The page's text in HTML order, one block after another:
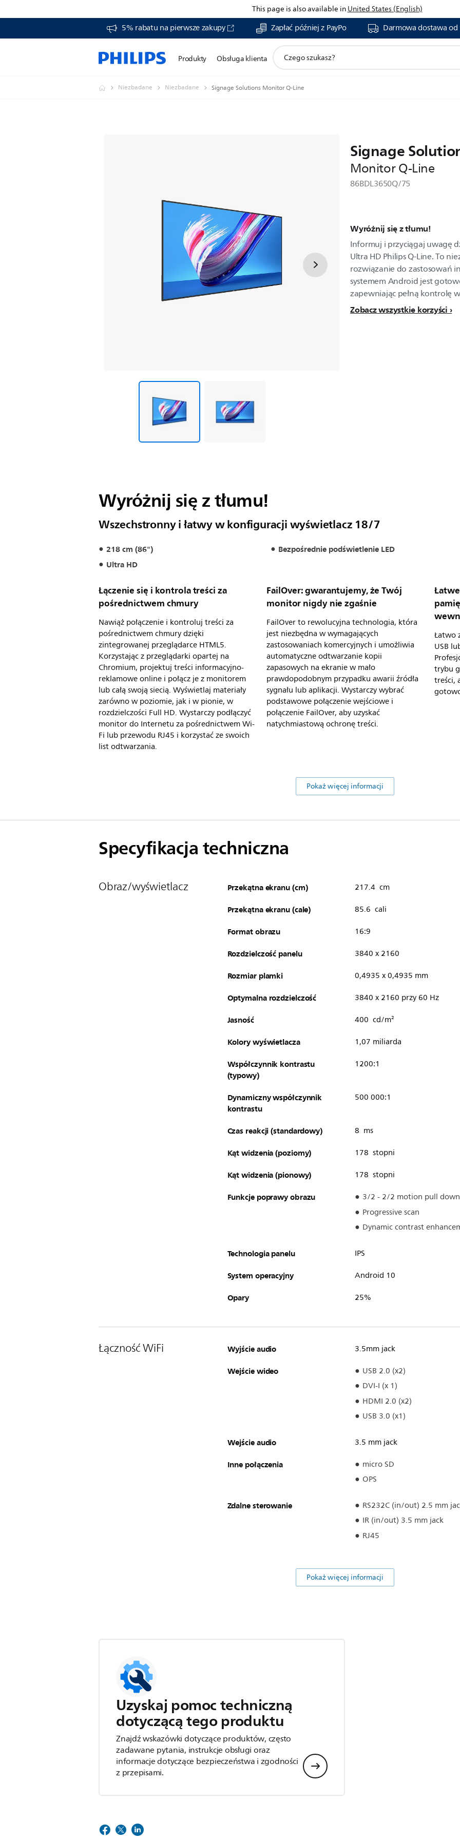
This page is also available inUnited States (English)
5% rabatu na pierwsze zakupy Zapłać później z PayPo Darmowa dostawa od
Produkty Obsługa klienta
wsparcie
Niezbadane Niezbadane Signage Solutions Monitor Q-Line
Signage
Monitor Q-Line
86BDL3650Q/75
Wyróżnij się z tłumu!
Informuj i przyciągaj uwagę
Ultra HD Philips Q-Line. To
rozwiązanie do zastosowań
systemem Android jest
zapewniając pełną kontrolę
Zobacz wszystkie korzyści
Wyróżnij się z tłumu!
Wszechstronny i łatwy w konfiguracji wyświetlacz 18/7
218 cm (86")
Bezpośrednie podświetlenie LED
Ultra HD
Łączenie się i kontrola treści za
pośrednictwem chmury
Nawiąż połączenie i kontroluj treści za
pośrednictwem chmury dzięki
zintegrowanej przeglądarce HTML5.
Korzystając z przeglądarki opartej na
Chromium, projektuj treści informacyjno-
reklamowe online i połącz je z monitorem
lub całą swoją siecią. Wyświetlaj materiały
zarówno w poziomie, jak i w pionie, w
rozdzielczości Full HD. Wystarczy podłączyć
monitor do Internetu za pośrednictwem Wi-
Fi lub przewodu RJ45 i korzystać ze swoich
list odtwarzania.
FailOver: gwarantujemy, że Twój
monitor nigdy nie zgaśnie
FailOver to rewolucyjna technologia, która
jest niezbędna w wymagających
zastosowaniach komercyjnych i umożliwia
automatyczne odtwarzanie kopii
zapasowych na ekranie w mało
prawdopodobnym przypadku awarii źródła
sygnału lub aplikacji. Wystarczy wybrać
podstawowe połączenie wejściowe i
połączenie FailOver, aby uzyskać
natychmiastową ochronę treści.
Łatwo
USB
trybu
treści,
Pokaż więcej informacji
Specyfikacja techniczna
Obraz/wyświetlacz Przekątna ekranu (cm) 217.4 cm
Przekątna ekranu (cale) 85.6 cali
Format obrazu 16:9
Rozdzielczość panelu 3840 x 2160
Rozmiar plamki 0,4935 x 0,4935 mm
Optymalna rozdzielczość 3840 x 2160 przy 60 Hz
Jasność 400 cd/m²
Kolory wyświetlacza 1,07 miliarda
Współczynnik kontrastu
(typowy)
1200:1
Dynamiczny współczynnik
kontrastu
500 000:1
Czas reakcji (standardowy) 8 ms
Kąt widzenia (poziomy) 178 stopni
Kąt widzenia (pionowy) 178 stopni
Funkcje poprawy obrazu
3/2 - 2/2 motion pull down
Progressive scan
Dynamic contrast
Technologia panelu IPS
System operacyjny Android 10
Opary 25%
Łączność WiFi Wyjście audio 3.5mm jack
Wejście wideo
USB 2.0 (x2)
DVI-I (x 1)
HDMI 2.0 (x2)
USB 3.0 (x1)
Wejście audio 3.5 mm jack
Inne połączenia
micro SD
OPS
Zdalne sterowanie
RS232C (in/out) 2.5 mm
IR (in/out) 3.5 mm jack
RJ45
Pokaż więcej informacji
Uzyskaj pomoc techniczną
dotyczącą tego produktu
Znajdź wskazówki dotyczące produktów, często
zadawane pytania, instrukcje obsługi oraz
informacje dotyczące bezpieczeństwa i zgodności
z przepisami.